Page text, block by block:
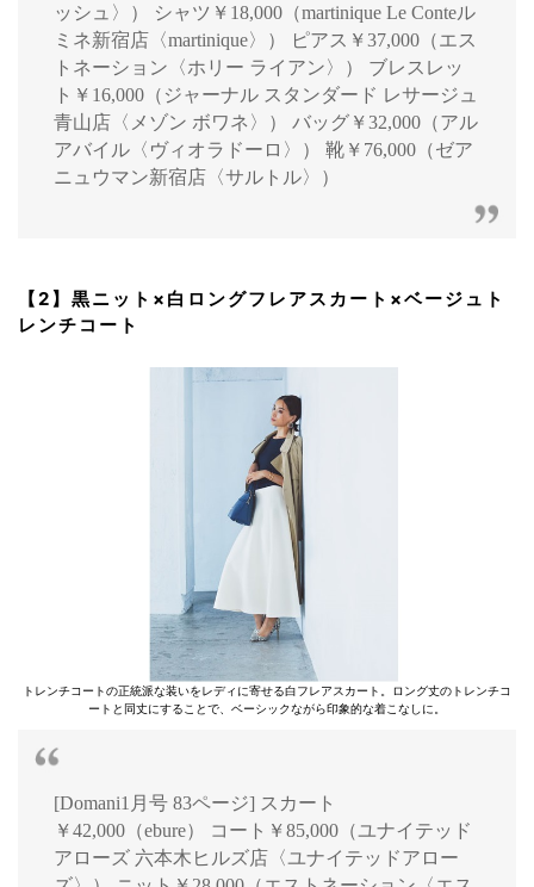
ッシュ〉） シャツ￥18,000（martinique Le Conteル
ミネ新宿店〈martinique〉） ピアス￥37,000（エス
トネーション〈ホリー ライアン〉） ブレスレッ
ト￥16,000（ジャーナル スタンダード レサージュ
青山店〈メゾン ボワネ〉） バッグ￥32,000（アル
アバイル〈ヴィオラドーロ〉） 靴￥76,000（ゼア
ニュウマン新宿店〈サルトル〉）
【2】黒ニット×白ロングフレアスカート×ベージュト
レンチコート
トレンチコートの正統派な装いをレディに寄せる白フレアスカート。ロング丈のトレンチコ
ートと同丈にすることで、ベーシックながら印象的な着こなしに。
[Domani1月号 83ページ] スカート
￥42,000（ebure） コート￥85,000（ユナイテッド
アローズ 六本木ヒルズ店〈ユナイテッドアロー